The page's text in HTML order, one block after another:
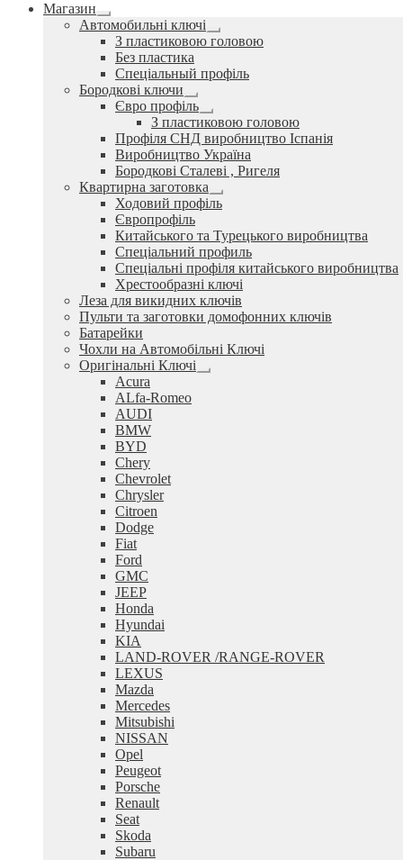
Магазин
Розгорнуте
вкладене
меню
Автомобильні ключі
Розгорнуте
вкладене
З пластиковою головою
Без пластика
Спеціальный профіль
Бородкові ключи
Розгорнуте
вкладене
меню
Євро профіль
Розгорнуте
вкладене
меню
З пластиковою головою
Профіля СНД виробництво Іспанія
Виробництво Україна
Бородкові Сталеві , Ригеля
Квартирна заготовка
Розгорнуте
вкладене
Ходовий профіль
Європрофіль
Китайського та Турецького виробництва
Спеціальний профиль
Спеціальні профіля китайського виробництва
Хрестообразні ключі
Леза для викидних ключів
Пульти та заготовки домофонних ключів
Батарейки
Чохли на Автомобільні Ключі
Оригінальні Ключі
Розгорнуте
Acura
ALfa-Romeo
AUDI
BMW
BYD
Chery
Chevrolet
Chrysler
Citroen
Dodge
Fiat
Ford
GMC
JEEP
Honda
Hyundai
KIA
LAND-ROVER /RANGE-ROVER
LEXUS
Mazda
Mercedes
Mitsubishi
NISSAN
Opel
Peugeot
Porsche
Renault
Seat
Skoda
Subaru